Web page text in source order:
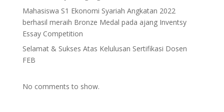
Mahasiswa S1 Ekonomi Syariah Angkatan 2022
berhasil meraih Bronze Medal pada ajang Inventsy
Essay Competition
Selamat & Sukses Atas Kelulusan Sertifikasi Dosen
FEB
No comments to show.